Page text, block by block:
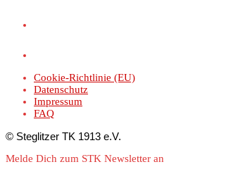
Cookie-Richtlinie (EU)
Datenschutz
Impressum
FAQ
© Steglitzer TK 1913 e.V.
Melde Dich zum STK Newsletter an